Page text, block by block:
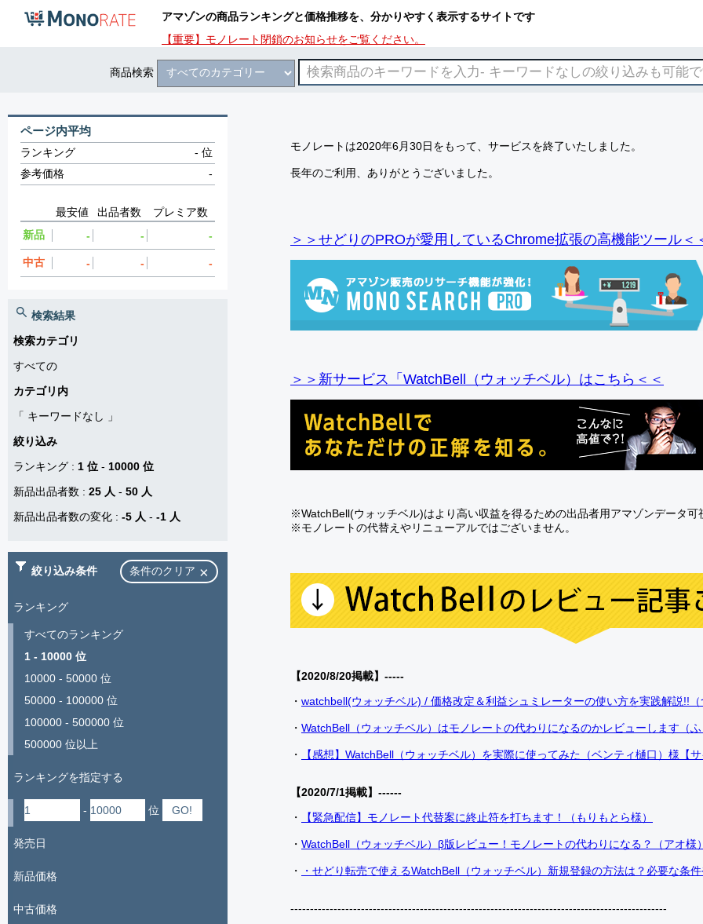
アマゾンの商品ランキングと価格推移を、分かりやすく表示するサイトです
【重要】モノレート閉鎖のお知らせをご覧ください。
商品検索
モノレートは2020年6月30日をもって、サービスを終了いたしました。
長年のご利用、ありがとうございました。
＞＞せどりのPROが愛用しているChrome拡張の高機能ツール＜
＞＞新サービス「WatchBell（ウォッチベル）はこちら＜＜
※WatchBell(ウォッチベル)はより高い収益を得るための出品者用アマゾンデータ可
※モノレートの代替えやリニューアルではございません。
【2020/8/20掲載】-----
・ watchbell(ウォッチベル) / 価格改定＆利益シュミレーターの使い方を実践解説!!
・ WatchBell（ウォッチベル）はモノレートの代わりになるのかレビューします（
・ 【感想】WatchBell（ウォッチベル）を実際に使ってみた（ベンティ樋口）様【
【2020/7/1掲載】------
・
【緊急配信】モノレート代替案に終止符を打ちます！（もりもとら様）
・ WatchBell（ウォッチベル）β版レビュー！モノレートの代わりになる？（アオ様
・ ・せどり転売で使えるWatchBell（ウォッチベル）新規登録の方法は？必要な条
------------------------------------------------------------------------------------------------
ページ内平均
ランキング -位
参考価格
-
最安値 出品者数
プレミア数
新品
- - -
中古 - - -
検索結果
検索カテゴリ
すべての
カテゴリ内
「 キーワードなし
」
絞り込み
ランキング : 1 位 - 10000 位
新品出品者数 : 25 人 - 50 人
新品出品者数の変化 : -5 人 - -1 人
絞り込み条件 条件のクリア
ランキング
すべてのランキング
1 - 10000 位
10000 - 50000 位
50000 - 100000 位
100000 - 500000 位
500000 位以上
ランキングを指定する
- 位
発売日
新品価格
中古価格